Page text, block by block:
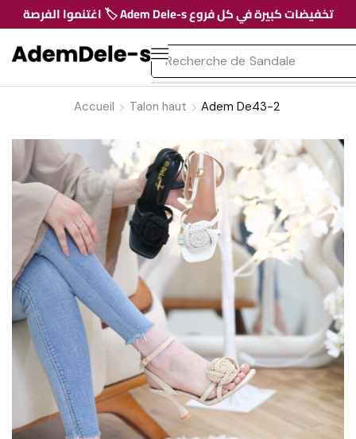
تخفيضات كبيرة في كل فروع Adem Dele-s 🏷️ اغتنموا الفرصة
Recherche de Sandale
Accueil Talon haut Adem De43-2